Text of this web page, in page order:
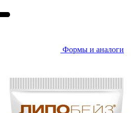
Формы и аналоги